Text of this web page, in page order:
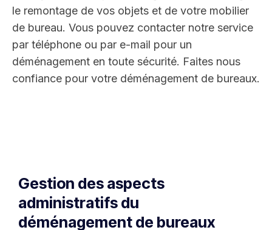
le remontage de vos objets et de votre mobilier
de bureau. Vous pouvez contacter notre service
par téléphone ou par e-mail pour un
déménagement en toute sécurité. Faites nous
confiance pour votre déménagement de bureaux.
Gestion des aspects
administratifs du
déménagement de bureaux